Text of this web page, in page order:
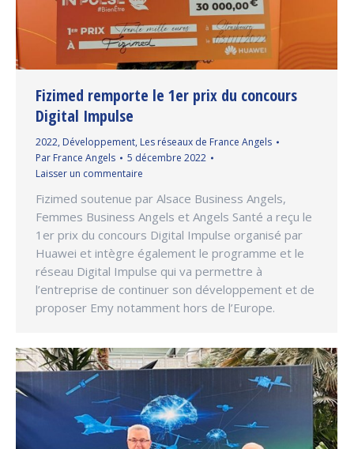
Fizimed remporte le 1er prix du concours
Digital Impulse
2022, Développement, Les réseaux de France Angels
Par France Angels
5 décembre 2022
Laisser un commentaire
Fizimed soutenue par Alsace Business Angels,
Femmes Business Angels et Angels Santé a reçu le
1er prix du concours Digital Impulse organisé par
Huawei et intègre également le programme et le
réseau Digital Impulse qui va permettre à
l’entreprise de continuer son développement et de
proposer Emy notamment hors de l’Europe.